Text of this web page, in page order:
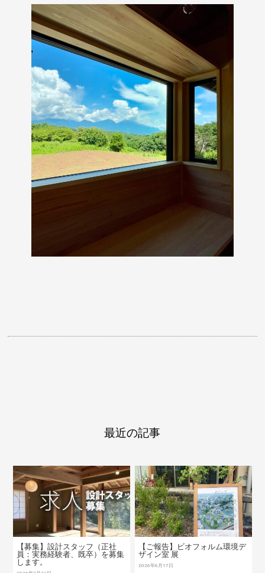
最近の記事
【募集】設計スタッフ（正社
員：実務経験者、既卒）を募集
します。
【ご報告】ビオフォルム環境デ
ザイン室 展
2026年6月17日